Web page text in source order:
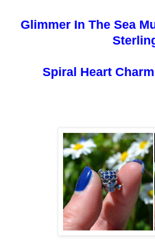
Glimmer In The Sea
Spiral Heart